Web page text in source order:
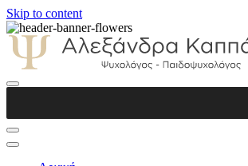
Skip to content
Παιδοψυχολόγος